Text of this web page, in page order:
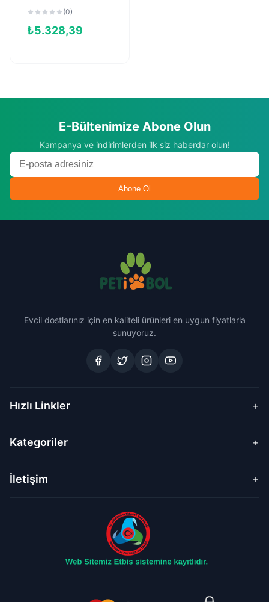
Tahıllı
Maması 10kg
(0)
₺5.328,39
E-Bültenimize Abone Olun
Kampanya ve indirimlerden ilk siz haberdar olun!
Abone Ol
Evcil dostlarınız için en kaliteli ürünleri en uygun fiyatlarla
sunuyoruz.
Hızlı Linkler +
Kategoriler +
İletişim +